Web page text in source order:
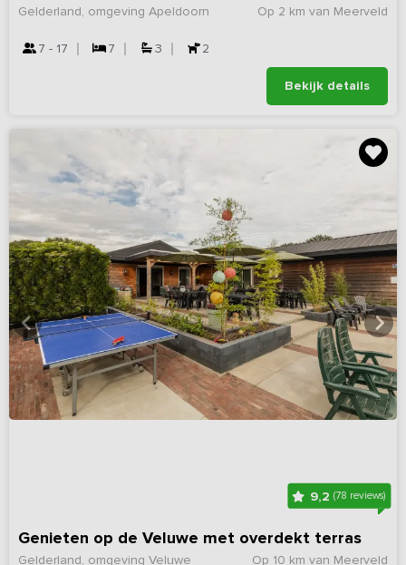
Op 2 km van Meerveld
Gelderland, omgeving Apeldoorn
7 - 17 7 3 2
Bekijk details
9,2(78 reviews)
Genieten op de Veluwe met overdekt terras
Op 10 km van Meerveld
Gelderland, omgeving Veluwe